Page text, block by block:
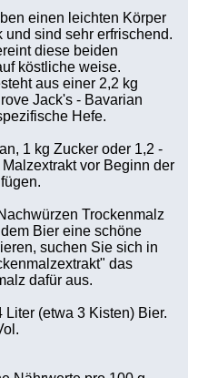
einen leichten Körper
und sind sehr erfrischend.
diese beiden
köstliche weise.
aus einer 2,2 kg
Jack's - Bavarian
Hefe.
1 kg Zucker oder 1,2 -
vor Beginn der
Trockenmalz
Bier eine schöne
suchen Sie sich in
das
dafür aus.
Liter (etwa 3 Kisten) Bier.